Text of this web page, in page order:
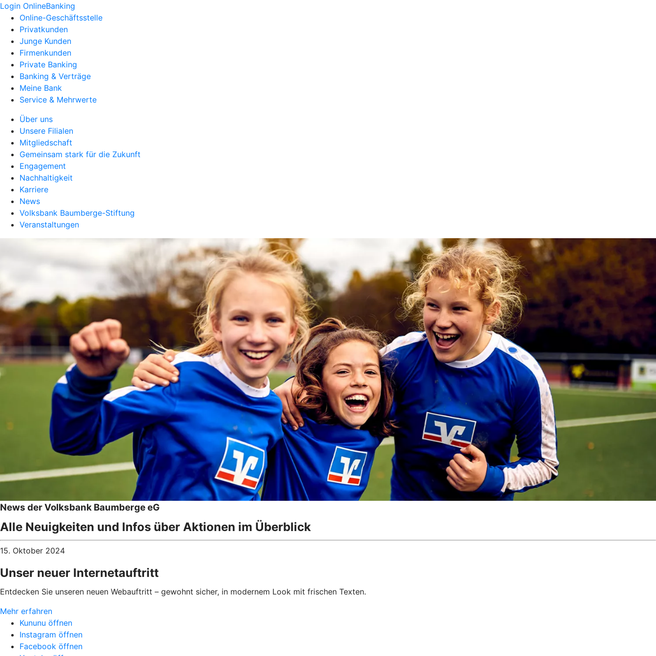
Login OnlineBanking
Online-Geschäftsstelle
Privatkunden
Junge Kunden
Firmenkunden
Private Banking
Banking & Verträge
Meine Bank
Service & Mehrwerte
Über uns
Unsere Filialen
Mitgliedschaft
Gemeinsam stark für die Zukunft
Engagement
Nachhaltigkeit
Karriere
News
Volksbank Baumberge-Stiftung
Veranstaltungen
News der Volksbank Baumberge eG
Alle Neuigkeiten und Infos über Aktionen im Überblick
15. Oktober 2024
Unser neuer Internetauftritt
Entdecken Sie unseren neuen Webauftritt – gewohnt sicher, in modernem Look mit frischen Texten.
Mehr erfahren
Kununu öffnen
Instagram öffnen
Facebook öffnen